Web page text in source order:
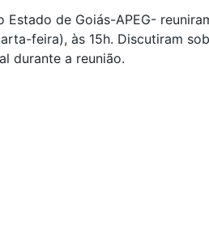
de Goiás-APEG-
feira), às 15h. Discutiram
durante a reunião.